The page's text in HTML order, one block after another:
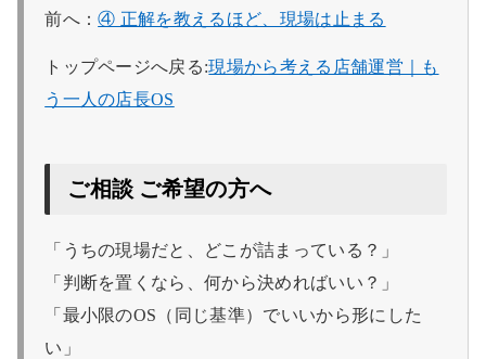
前へ：④ 正解を教えるほど、現場は止まる
トップページへ戻る:現場から考える店舗運営｜も
う一人の店長OS
ご相談 ご希望の方へ
「うちの現場だと、どこが詰まっている？」
「判断を置くなら、何から決めればいい？」
「最小限のOS（同じ基準）でいいから形にした
い」